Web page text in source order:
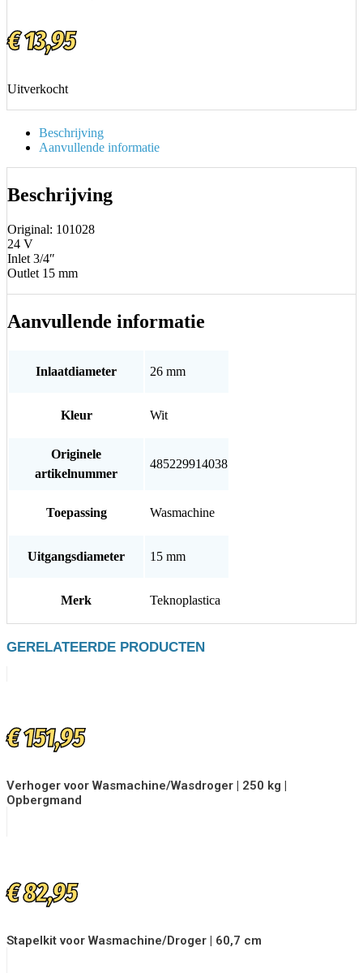
€13,95
Uitverkocht
Beschrijving
Aanvullende informatie
Beschrijving
Original: 101028
24 V
Inlet 3/4″
Outlet 15 mm
Aanvullende informatie
Inlaatdiameter 26 mm
Kleur Wit
Originele
artikelnummer
485229914038
Toepassing Wasmachine
Uitgangsdiameter 15 mm
Merk Teknoplastica
GERELATEERDE PRODUCTEN
€151,95
Verhoger voor Wasmachine/Wasdroger | 250 kg |
Opbergmand
€82,95
Stapelkit voor Wasmachine/Droger | 60,7 cm